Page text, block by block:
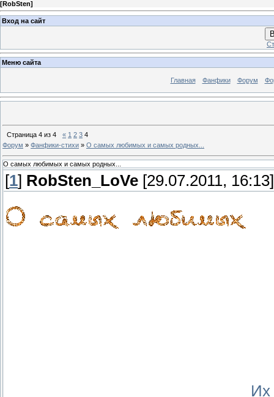
[RobSten]
Вход на сайт
Меню сайта
Главная Фанфики Форум
Страница 4 из 4 « 1 2 3 4
Форум » Фанфики-стихи » О самых любимых и самых родных...
О самых любимых и самых родных...
[1] RobSten_LoVe [29.07.2011, 16:13]
Их